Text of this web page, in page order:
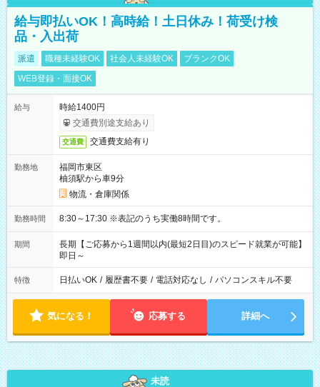
給与即払いOK！高時給！土日休み！荷受け検
品・入出荷
派遣 職種未経験OK 社会人未経験OK
ブランクOK
WEB登録・面接OK
給与
時給1400円
交通費別途支給あり
交通費 交通費支給有り
勤務地
福岡市東区
柚須駅から車9分
物流・倉庫関係
勤務時間 8:30～17:30 ※表記のうち実働8時間です。
期間
長期【ご応募から1週間以内(最短2日目)のスピード就業が可能】
即日～
特徴 日払いOK / 履歴書不要 / 電話対応なし / パソコンスキル不要
気になる！ 応募する 詳細へ
未読